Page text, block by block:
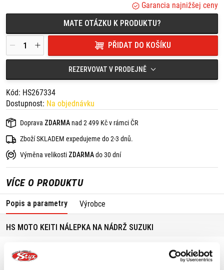
Garancia najnižšej ceny
MATE OTÁZKU K PRODUKTU?
PŘIDAT DO KOŠÍKU
REZERVOVAT V PRODEJNĚ
Kód: HS267334
Dostupnost: Na objednávku
Doprava ZDARMA nad 2 499 Kč v rámci ČR
Zboží SKLADEM expedujeme do 2-3 dnů.
Výměna velikosti ZDARMAdo 30 dní
VÍCE O PRODUKTU
Popis a parametry Výrobce
HS MOTO KEITI NÁLEPKA NA NÁDRŽ SUZUKI